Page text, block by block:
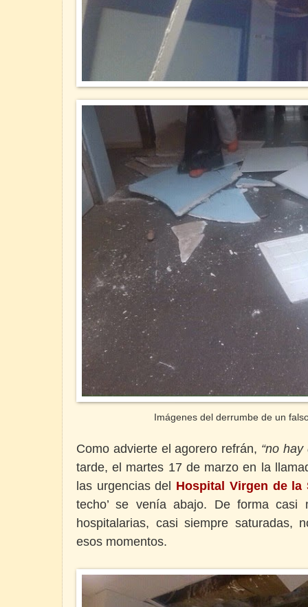
Imágenes del derrumbe de un
Como advierte el agorero refrán, “no hay
tarde, el martes 17 de marzo en la
las urgencias del Hospital Virgen de la
techo’ se venía abajo. De forma casi
hospitalarias, casi siempre saturadas,
esos momentos.